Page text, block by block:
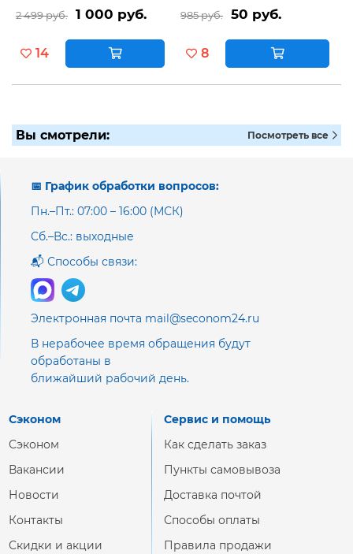
2 499 руб. 1 000 руб.
14
985 руб. 50 руб.
8
Вы смотрели: Посмотреть все
📅 График обработки вопросов:
Пн.–Пт.: 07:00 – 16:00 (МСК)
Сб.–Вс.: выходные
📬 Способы связи:
Электронная почта mail@seconom24.ru
В нерабочее время обращения будут
обработаны в
ближайший рабочий день.
Сэконом
Сэконом
Вакансии
Новости
Контакты
Скидки и акции
Сервис и помощь
Как сделать заказ
Пункты самовывоза
Доставка почтой
Способы оплаты
Правила продажи